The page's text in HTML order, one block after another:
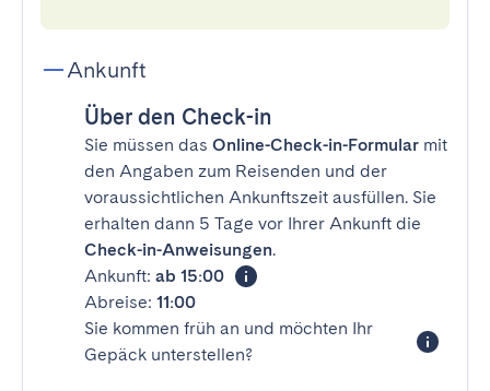
Ankunft
Über den Check-in
Sie müssen das Online-Check-in-Formular mit
den Angaben zum Reisenden und der
voraussichtlichen Ankunftszeit ausfüllen. Sie
erhalten dann 5 Tage vor Ihrer Ankunft die
Check-in-Anweisungen.
Ankunft: ab 15:00
Abreise: 11:00
Sie kommen früh an und möchten Ihr
Gepäck unterstellen?